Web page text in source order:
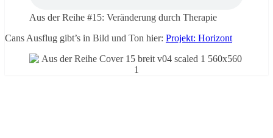
Aus der Reihe #15: Veränderung durch Therapie
Cans Ausflug gibt’s in Bild und Ton hier: Projekt: Horizont